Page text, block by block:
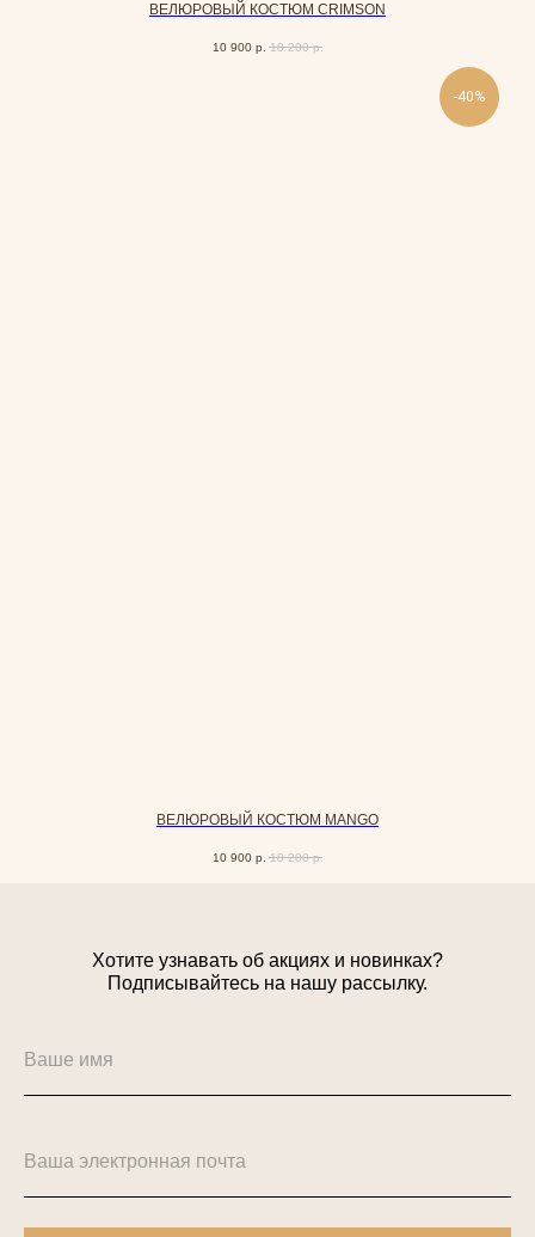
ВЕЛЮРОВЫЙ КОСТЮМ СRIMSON
10 900 р. 18 200 р.
-40%
ВЕЛЮРОВЫЙ КОСТЮМ MANGO
10 900 р. 18 200 р.
Хотите узнавать об акциях и новинках?
Подписывайтесь на нашу рассылку.